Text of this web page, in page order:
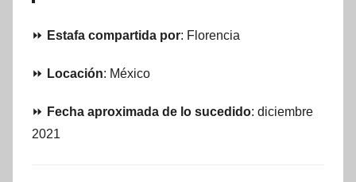
⏩ Estafa compartida por: Florencia
⏩ Locación: México
⏩ Fecha aproximada de lo sucedido: diciembre
2021